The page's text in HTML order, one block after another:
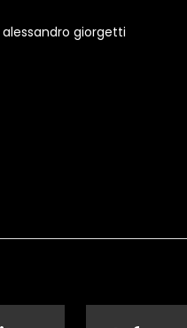
alessandro giorgetti